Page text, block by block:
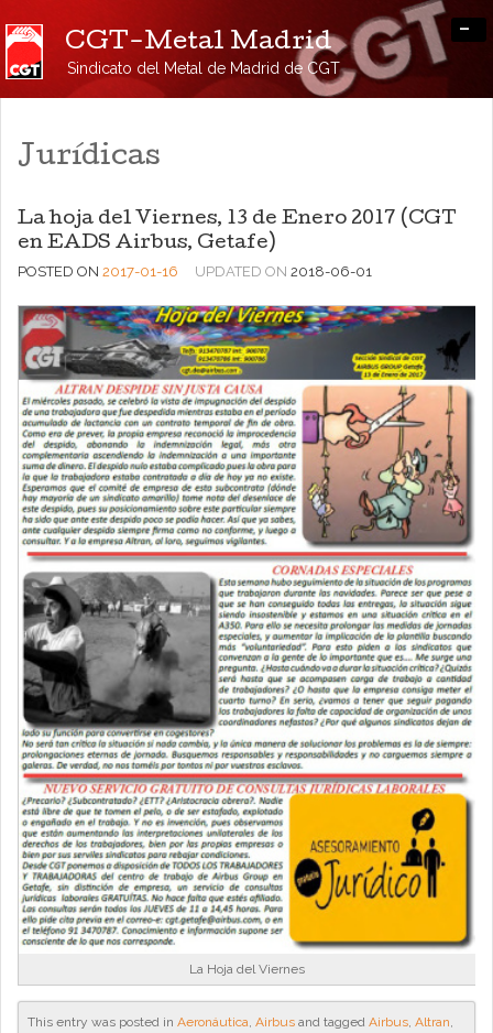
CGT-Metal Madrid
Sindicato del Metal de Madrid de CGT
-
Jurídicas
La hoja del Viernes, 13 de Enero 2017 (CGT
en EADS Airbus, Getafe)
POSTED ON 2017-01-16 UPDATED ON 2018-06-01
La Hoja del Viernes
This entry was posted in Aeronáutica Airbus and tagged Airbus Altran